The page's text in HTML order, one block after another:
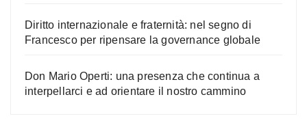
Diritto internazionale e fraternità: nel segno di
Francesco per ripensare la governance globale
Don Mario Operti: una presenza che continua a
interpellarci e ad orientare il nostro cammino